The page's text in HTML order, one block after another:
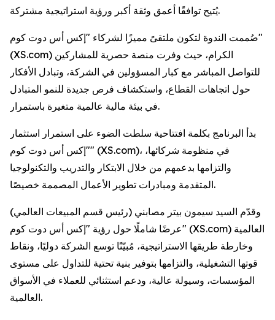
يُتيح توافقًا أعمق وثقة أكبر ورؤية استراتيجية مشتركة.
صُممت الندوة لتكون ملتقىً مميزًا لشركاء "إكس أس دوت كوم"
(XS.com) الكرام، حيث وفرت منصة حصرية للمشاركين
للتواصل المباشر مع كبار المسؤولين في الشركة، وتبادل الأفكار
حول اتجاهات القطاع، واستكشاف فرص جديدة للنمو المتبادل
في بيئة مالية عالمية متغيرة باستمرار.
بدأ البرنامج بكلمة افتتاحية سلطت الضوء على استمرار استثمار
"إكس أس دوت كوم" (XS.com)، في منظومة شركائها،
والتزامها بدعمهم من خلال الابتكار والتدريب والتكنولوجيا
المتقدمة ومبادرات تطوير الأعمال المصممة خصيصًا.
وقدّم السيد سيمون بيتر مصابني (رئيس قسم المبيعات العالمي)
عرضًا شاملًا حول رؤية "إكس أس دوت كوم" (XS.com) العالمية
وخارطة طريقها الاستراتيجية، مُبيّنًا توسع الشركة دوليًا، ونقاط
قوتها التشغيلية، والتزامها بتوفير بنية تحتية للتداول على مستوى
المؤسسات، وسيولة عالية، ودعم استثنائي للعملاء في الأسواق
العالمية.